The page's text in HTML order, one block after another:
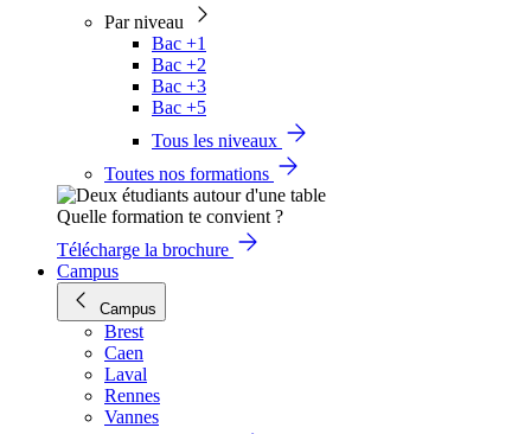
Par niveau
Bac +1
Bac +2
Bac +3
Bac +5
Tous les niveaux
Toutes nos formations
Quelle formation te convient ?
Télécharge la brochure
Campus
Campus
Brest
Caen
Laval
Rennes
Vannes